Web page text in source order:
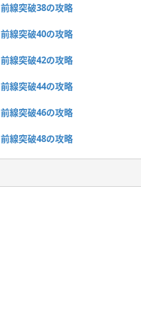
前線突破38の攻略
前線突破40の攻略
前線突破42の攻略
前線突破44の攻略
前線突破46の攻略
前線突破48の攻略